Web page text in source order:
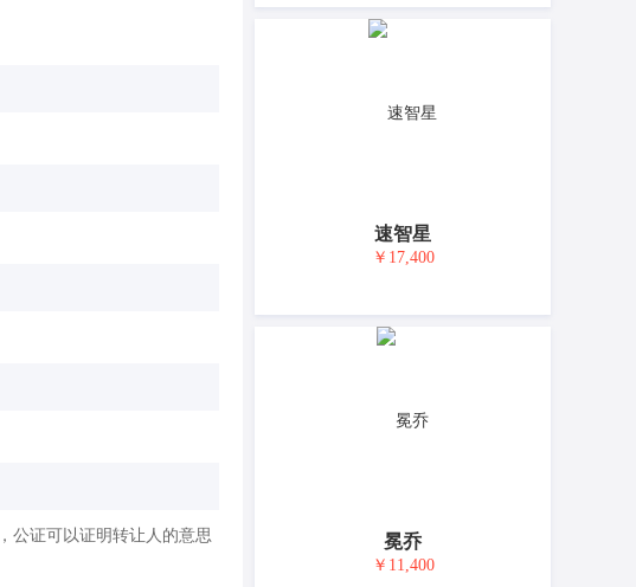
公证可以证明转让人的意思
速智星
￥17,400
冕乔
￥11,400